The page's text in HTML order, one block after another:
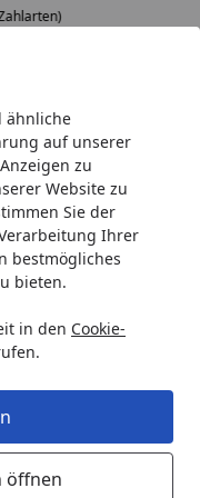
ähnliche
auf unserer
zu
Website zu
Sie der
Ihrer
bestmögliches
bieten.
in den Cookie-
öffnen
UVC 7/ 9/ 11 (15535)
Set